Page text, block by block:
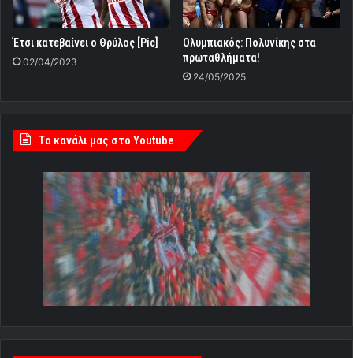
Έτσι κατεβαίνει ο Θρύλος [Pic]
02/04/2023
Ολυμπιακός: Πολυνίκης στα
πρωταθλήματα!
24/05/2025
Tο κανάλι μας στο Youtube